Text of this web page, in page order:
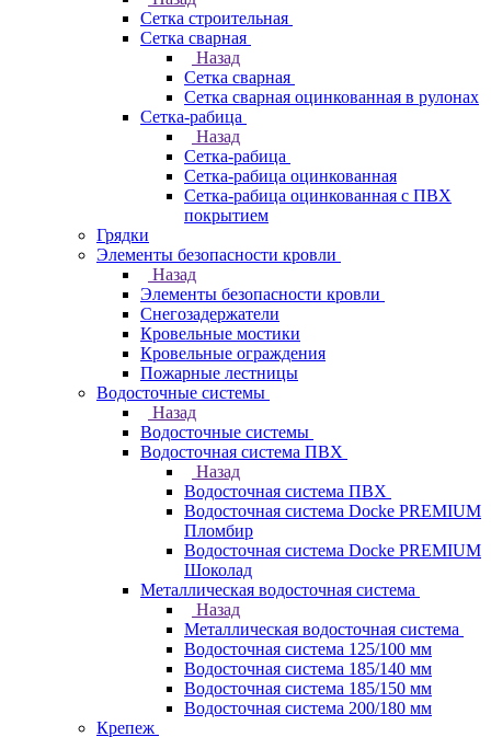
Сетка строительная
Сетка сварная
Назад
Сетка сварная
Сетка сварная оцинкованная в рулонах
Сетка-рабица
Назад
Сетка-рабица
Сетка-рабица оцинкованная
Сетка-рабица оцинкованная с ПВХ
покрытием
Грядки
Элементы безопасности кровли
Назад
Элементы безопасности кровли
Снегозадержатели
Кровельные мостики
Кровельные ограждения
Пожарные лестницы
Водосточные системы
Назад
Водосточные системы
Водосточная система ПВХ
Назад
Водосточная система ПВХ
Водосточная система Docke PREMIUM
Пломбир
Водосточная система Docke PREMIUM
Шоколад
Металлическая водосточная система
Назад
Металлическая водосточная система
Водосточная система 125/100 мм
Водосточная система 185/140 мм
Водосточная система 185/150 мм
Водосточная система 200/180 мм
Крепеж